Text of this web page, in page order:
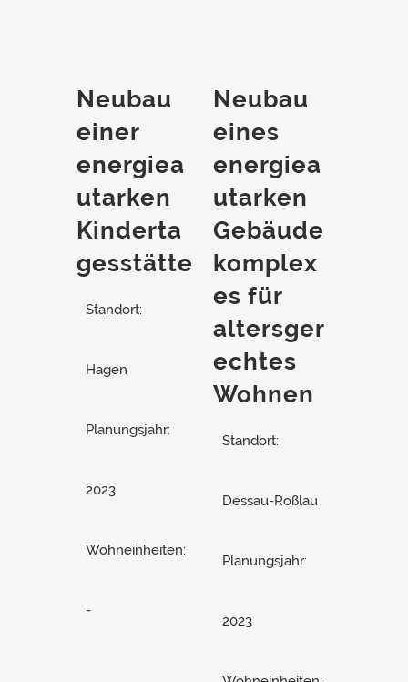
Neubau
einer
energiea
utarken
Kinderta
gesstätte
Standort:
Hagen
Planungsjahr:
2023
Wohneinheiten:
-
Neubau
eines
energiea
utarken
Gebäude
komplex
es für
altersger
echtes
Wohnen
Standort:
Dessau-Roßlau
Planungsjahr:
2023